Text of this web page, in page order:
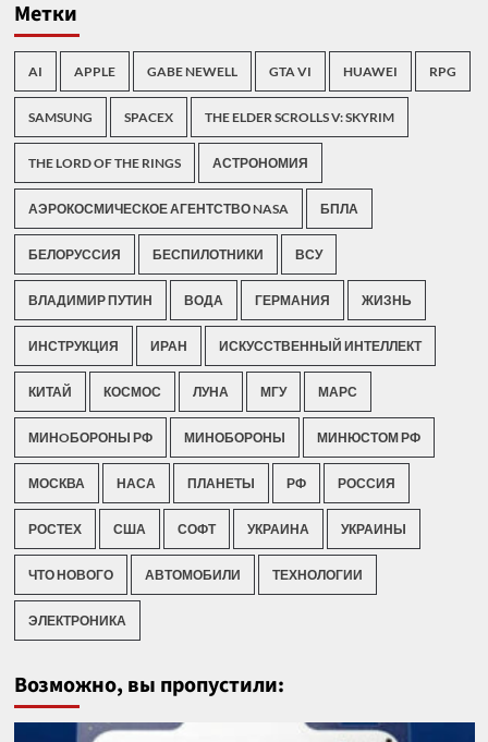
Метки
AI APPLE GABE NEWELL GTA VI HUAWEI RPG
SAMSUNG SPACEX THE ELDER SCROLLS V: SKYRIM
THE LORD OF THE RINGS АСТРОНОМИЯ
АЭРОКОСМИЧЕСКОЕ АГЕНТСТВО NASA БПЛА
БЕЛОРУССИЯ БЕСПИЛОТНИКИ ВСУ
ВЛАДИМИР ПУТИН ВОДА ГЕРМАНИЯ ЖИЗНЬ
ИНСТРУКЦИЯ ИРАН ИСКУССТВЕННЫЙ ИНТЕЛЛЕКТ
КИТАЙ КОСМОС ЛУНА МГУ МАРС
МИНOБОРОНЫ РФ МИНОБОРОНЫ МИНЮСТОМ РФ
МОСКВА НАСА ПЛАНЕТЫ РФ РОССИЯ
РОСТЕХ США СОФТ УКРАИНА УКРАИНЫ
ЧТО НОВОГО АВТОМОБИЛИ ТЕХНОЛОГИИ
ЭЛЕКТРОНИКА
Возможно, вы пропустили: